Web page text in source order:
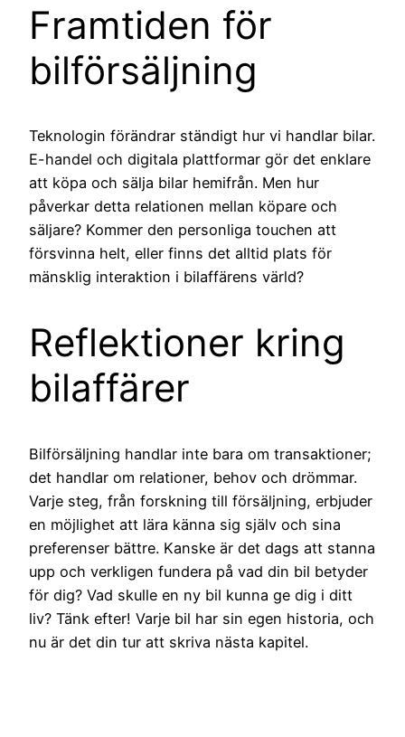
Framtiden för
bilförsäljning
Teknologin förändrar ständigt hur vi handlar bilar.
E-handel och digitala plattformar gör det enklare
att köpa och sälja bilar hemifrån. Men hur
påverkar detta relationen mellan köpare och
säljare? Kommer den personliga touchen att
försvinna helt, eller finns det alltid plats för
mänsklig interaktion i bilaffärens värld?
Reflektioner kring
bilaffärer
Bilförsäljning handlar inte bara om transaktioner;
det handlar om relationer, behov och drömmar.
Varje steg, från forskning till försäljning, erbjuder
en möjlighet att lära känna sig själv och sina
preferenser bättre. Kanske är det dags att stanna
upp och verkligen fundera på vad din bil betyder
för dig? Vad skulle en ny bil kunna ge dig i ditt
liv? Tänk efter! Varje bil har sin egen historia, och
nu är det din tur att skriva nästa kapitel.